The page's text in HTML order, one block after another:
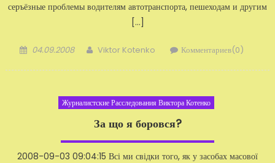
серъёзные проблемы водителям автотранспорта, пешеходам и другим
[…]
Добавлено
04.09.2008 Автор
Viktor Kotenko Комментариев(0)
Журналистские Расследования Виктора Котенко
За що я боровся?
2008-09-03 09:04:15 Всі ми свідки того, як у засобах масової